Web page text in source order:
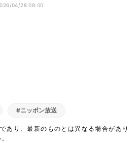
04/28 08:00
#ニッポン放送
あり、最新のものとは異なる場合があり